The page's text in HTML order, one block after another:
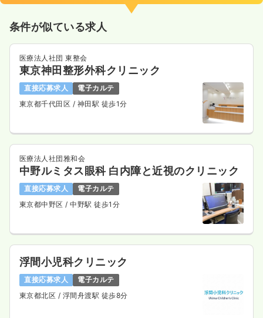
条件が似ている求人
医療法人社団 東整会
東京神田整形外科クリニック
直接応募求人
電子カルテ
東京都千代田区 / 神田駅 徒歩1分
医療法人社団雅和会
中野ルミタス眼科 白内障と近視のクリニック
直接応募求人
電子カルテ
東京都中野区 / 中野駅 徒歩1分
浮間小児科クリニック
直接応募求人
電子カルテ
東京都北区 / 浮間舟渡駅 徒歩8分